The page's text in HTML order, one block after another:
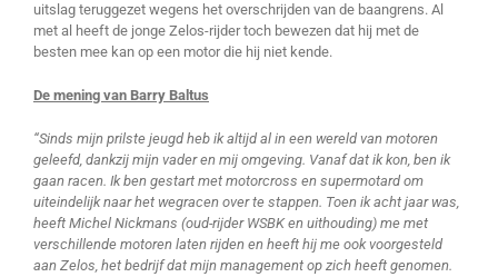
uitslag teruggezet wegens het overschrijden van de baangrens. Al
met al heeft de jonge Zelos-rijder toch bewezen dat hij met de
besten mee kan op een motor die hij niet kende.
De mening van Barry Baltus
“Sinds mijn prilste jeugd heb ik altijd al in een wereld van motoren
geleefd, dankzij mijn vader en mij omgeving. Vanaf dat ik kon, ben ik
gaan racen. Ik ben gestart met motorcross en supermotard om
uiteindelijk naar het wegracen over te stappen. Toen ik acht jaar was,
heeft Michel Nickmans (oud-rijder WSBK en uithouding) me met
verschillende motoren laten rijden en heeft hij me ook voorgesteld
aan Zelos, het bedrijf dat mijn management op zich heeft genomen.